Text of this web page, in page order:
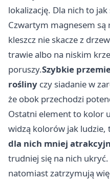
lokalizację. Dla nich to jak
Czwartym magnesem
kleszcz nie skacze z
trawie albo na niskim
poruszy.Szybkie
rośliny czy siadanie w
że obok przechodzi
Ostatni element to kolor
widzą kolorów jak ludzie,
dla nich mniej
trudniej się na nich
natomiast zatrzymują